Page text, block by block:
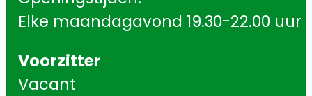
Elke maandagavond 19.30-22.00 uur
Voorzitter
Vacant